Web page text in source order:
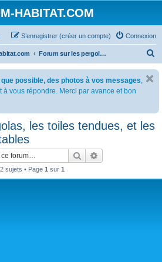
HABITAT.COM
Connexion
S’enregistrer (créer un compte)
Forum sur les pergolas, les toiles tendues, et les brises-soleils orientables
e
r
possible, des photos à vos messages,
vous répondre. Merci par avance et bon
les toiles tendues, et les
Rechercher
sujets • Page 1 sur 1